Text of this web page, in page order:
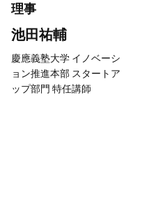
理事
池田祐輔
慶應義塾大学 イノベーシ
ョン推進本部 スタートア
ップ部門 特任講師